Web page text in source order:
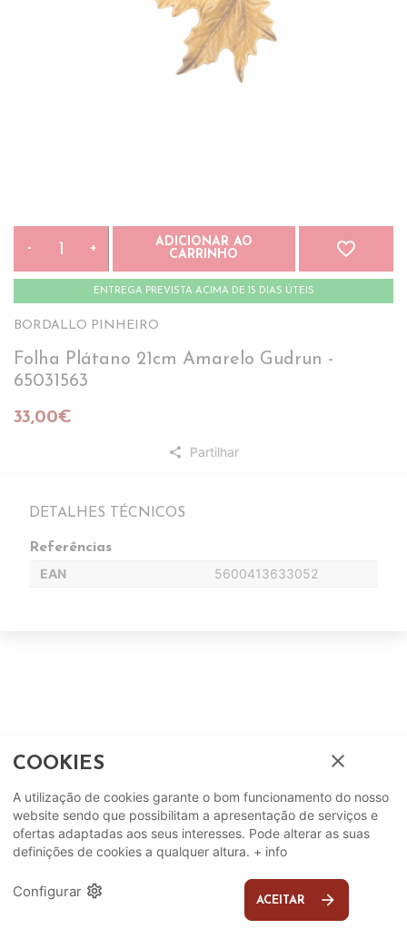
- +
ADICIONAR AO
CARRINHO
favorite_border
ENTREGA PREVISTA ACIMA DE 15 DIAS ÚTEIS
BORDALLO PINHEIRO
Folha Plátano 21cm Amarelo Gudrun -
65031563
33,00€
share Partilhar
DETALHES TÉCNICOS
Referências
EAN 5600413633052
SUGERIDOS
EM DESTAQUE
COOKIES close
A utilização de cookies garante o bom funcionamento do nosso
website sendo que possibilitam a apresentação de serviços e
ofertas adaptadas aos seus interesses. Pode alterar as suas
definições de cookies a qualquer altura. + info
Configurar settings ACEITAR arrow_forward